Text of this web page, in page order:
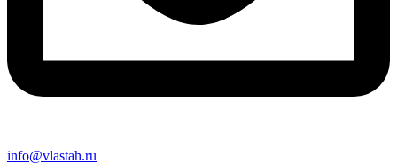
info@vlastah.ru